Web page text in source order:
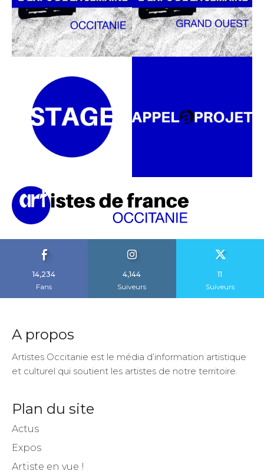
14,234
Fans
4,144
Suiveurs
11
Suiveurs
A propos
Artistes Occitanie est le média d’information artistique
et culturel qui soutient les artistes de notre territoire.
Plan du site
Actus
Expos
Artiste en vue !